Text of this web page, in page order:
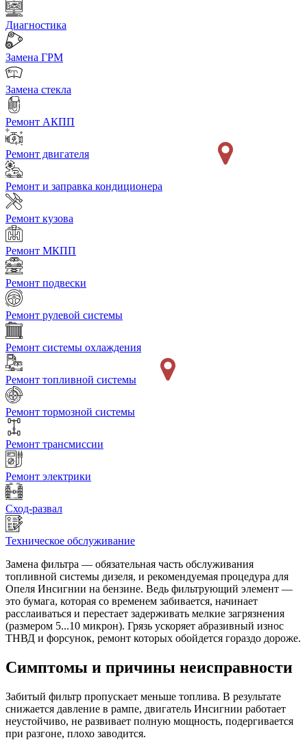
Диагностика
Замена ГРМ
Замена стекла
Ремонт АКПП
Ремонт двигателя
Ремонт и заправка кондиционера
Ремонт кузова
Ремонт МКПП
Ремонт подвески
Ремонт рулевой системы
Ремонт системы охлаждения
Ремонт топливной системы
Ремонт тормозной системы
Ремонт трансмиссии
Ремонт электрики
Сход-развал
Техническое обслуживание
Замена фильтра — обязательная часть обслуживания
топливной системы дизеля, и рекомендуемая процедура для
Опеля Инсигнии на бензине. Ведь фильтрующий элемент —
это бумага, которая со временем забивается, начинает
расслаиваться и перестает задерживать мелкие загрязнения
(размером 5...10 микрон). Грязь ускоряет абразивный износ
ТНВД и форсунок, ремонт которых обойдется гораздо дороже.
Симптомы и причины неисправности
Забитый фильтр пропускает меньше топлива. В результате
снижается давление в рампе, двигатель Инсигнии работает
неустойчиво, не развивает полную мощность, подергивается
при разгоне, плохо заводится.